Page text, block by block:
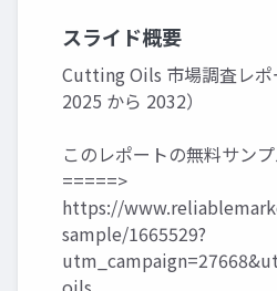
スライド概要
Cutting Oils 市場調査レポ
2025 から 2032）
このレポートの無料サン
=====>
https://
sample/1665529?